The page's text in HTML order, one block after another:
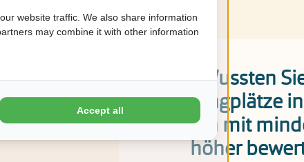
Wussten
Campingplätze
Gästen mit
höher
website traffic. We also share information
may combine it with other information
Accept all